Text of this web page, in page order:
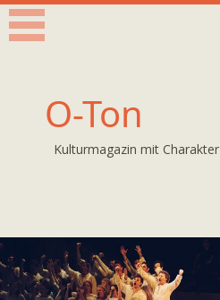
O-Ton
Kulturmagazin mit Charakter